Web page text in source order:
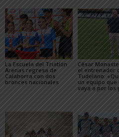
La Escuela del Triatlón
Arenas regresa de
Calahorra con dos
bronces nacionales
César
el entrenador
Tudelano:
un equipo que
vaya a por los